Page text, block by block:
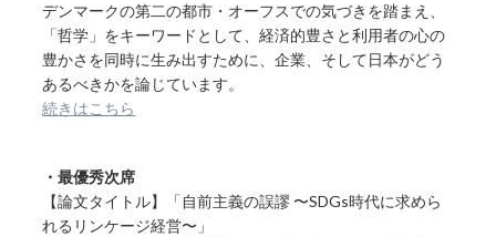
デンマークの第二の都市・オーフスでの気づきを踏まえ、
「哲学」をキーワードとして、経済的豊さと利用者の心の
豊かさを同時に生み出すために、企業、そして日本がどう
あるべきかを論じています。
続きはこちら
・最優秀次席
【論文タイトル】「自前主義の誤謬 〜SDGs時代に求めら
れるリンケージ経営〜」